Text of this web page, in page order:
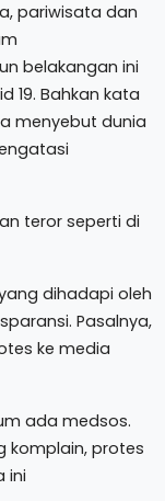
pariwisata dan
belakangan ini
19. Bahkan kata
menyebut dunia
teror seperti di
dihadapi oleh
Pasalnya,
ke media
ada medsos.
komplain, protes
ini